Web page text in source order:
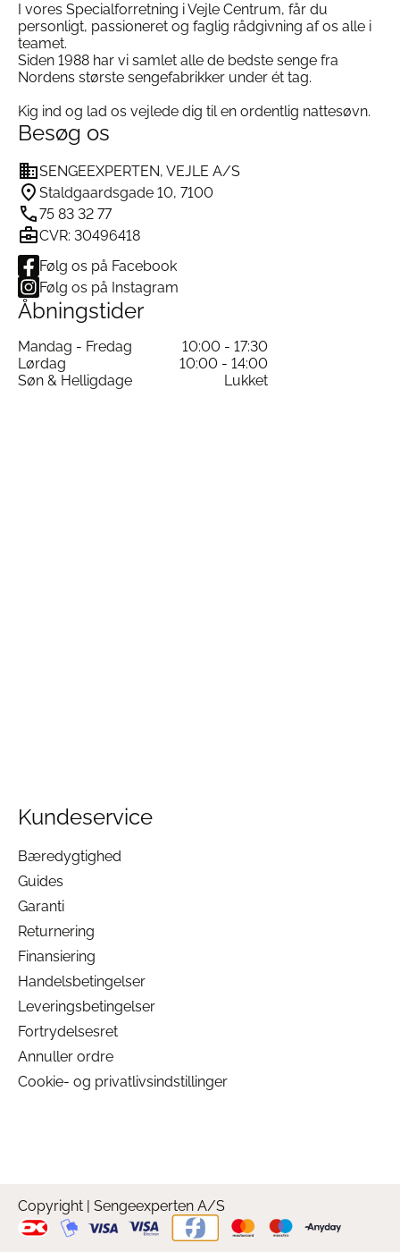
I vores Specialforretning i Vejle Centrum, får du
personligt, passioneret og faglig rådgivning af os alle i
teamet.
Siden 1988 har vi samlet alle de bedste senge fra
Nordens største sengefabrikker under ét tag.
Kig ind og lad os vejlede dig til en ordentlig nattesøvn.
Besøg os
SENGEEXPERTEN, VEJLE A/S
Staldgaardsgade 10, 7100
75 83 32 77
CVR: 30496418
Følg os på Facebook
Følg os på Instagram
Åbningstider
Mandag - Fredag
10:00 - 17:30
Lørdag
10:00 - 14:00
Søn & Helligdage
Lukket
Kundeservice
Bæredygtighed
Guides
Garanti
Returnering
Finansiering
Handelsbetingelser
Leveringsbetingelser
Fortrydelsesret
Annuller ordre
Cookie- og privatlivsindstillinger
Copyright | Sengeexperten A/S